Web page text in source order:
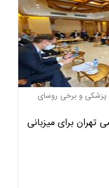
و برخی روسای
خصوصی تهران برای میزبانی